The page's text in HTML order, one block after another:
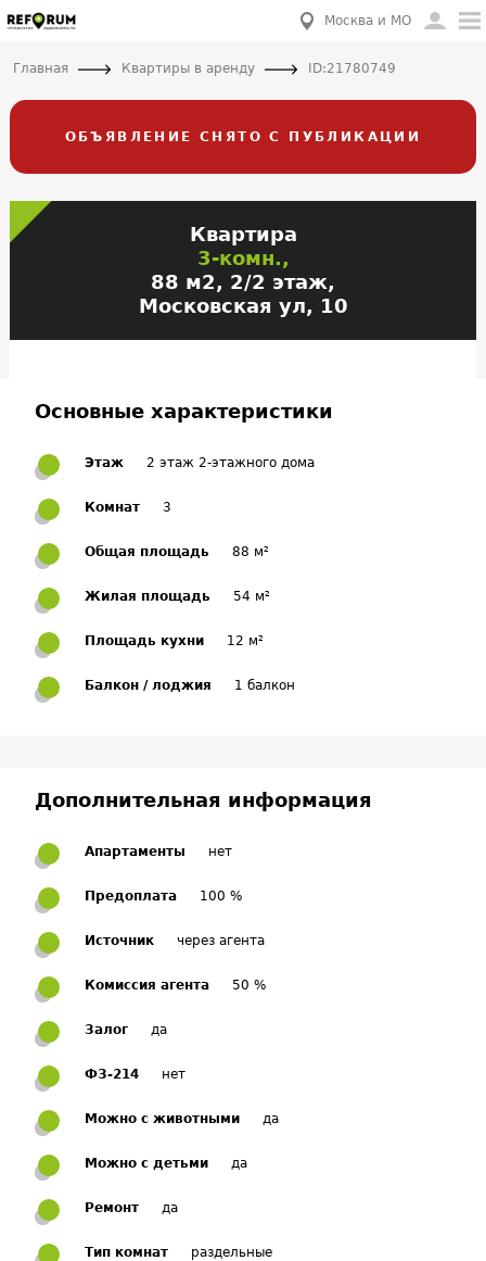
Москва и МО
Главная Квартиры в аренду ID:21780749
ОБЪЯВЛЕНИЕ СНЯТО С ПУБЛИКАЦИИ
Квартира
3-комн.,
88 м2, 2/2 этаж,
Московская ул, 10
Основные характеристики
Этаж 2 этаж 2-этажного дома
Комнат 3
Общая площадь 88 м²
Жилая площадь 54 м²
Площадь кухни 12 м²
Балкон / лоджия 1 балкон
Дополнительная информация
Апартаменты нет
Предоплата 100 %
Источник через агента
Комиссия агента 50 %
Залог да
ФЗ-214 нет
Можно с животными да
Можно с детьми да
Ремонт да
Тип комнат раздельные